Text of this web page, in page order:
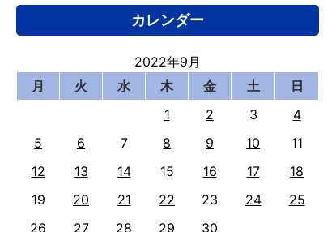
カレンダー
2022年9月
月
火 水 木 金 土
日
1
2 3
4
5
6 7 8 9 10
11
12
13 14 15 16 17
18
19
20 21 22 23 24
25
26
27 28 29 30